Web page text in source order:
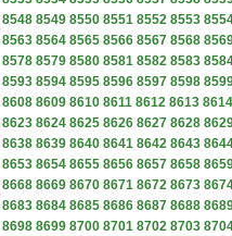
8548 8549 8550 8551 8552 8553
8563 8564 8565 8566 8567 8568
8578 8579 8580 8581 8582 8583
8593 8594 8595 8596 8597 8598
8608 8609 8610 8611 8612 8613 8614
8623 8624 8625 8626 8627 8628
8638 8639 8640 8641 8642 8643
8653 8654 8655 8656 8657 8658
8668 8669 8670 8671 8672 8673
8683 8684 8685 8686 8687 8688
8698 8699 8700 8701 8702 8703